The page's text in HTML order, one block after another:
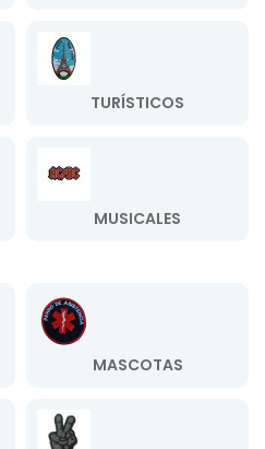
TURÍSTICOS
MUSICALES
MASCOTAS